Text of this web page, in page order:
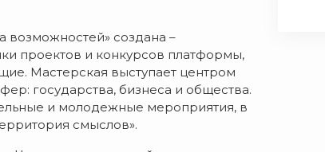
возможностей» создана –
проектов и конкурсов платформы,
Мастерская выступает центром
государства, бизнеса и общества.
и молодежные мероприятия, в
смыслов».